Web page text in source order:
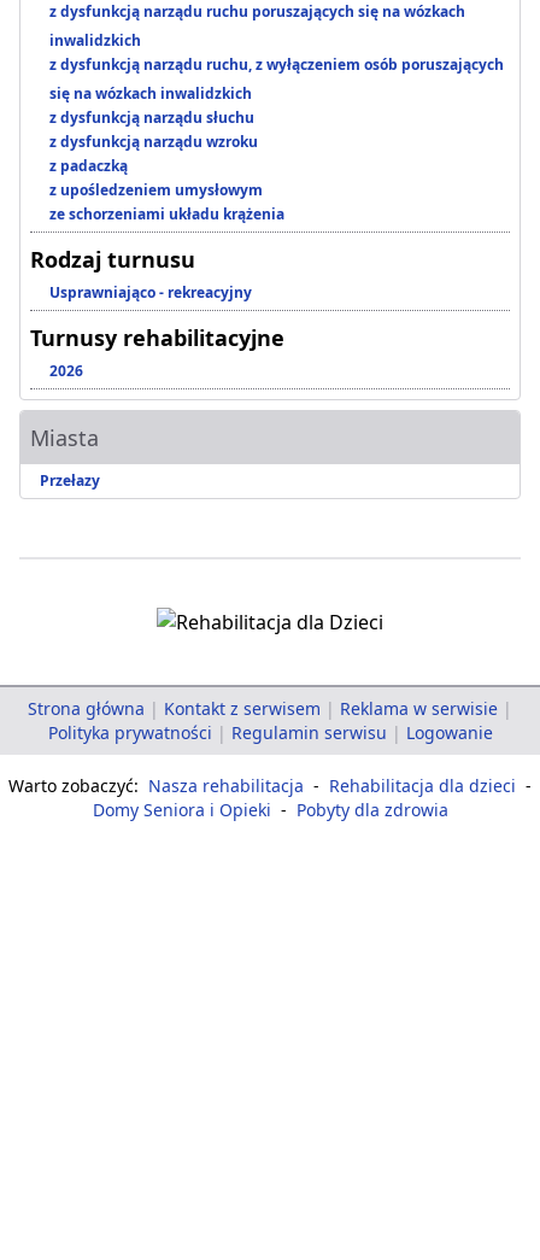
z dysfunkcją narządu ruchu poruszających się na wózkach
inwalidzkich
z dysfunkcją narządu ruchu, z wyłączeniem osób poruszających
się na wózkach inwalidzkich
z dysfunkcją narządu słuchu
z dysfunkcją narządu wzroku
z padaczką
z upośledzeniem umysłowym
ze schorzeniami układu krążenia
Rodzaj turnusu
Usprawniająco - rekreacyjny
Turnusy rehabilitacyjne
2026
Miasta
Przełazy
Strona główna | Kontakt z serwisem | Reklama w serwisie |
Polityka prywatności | Regulamin serwisu | Logowanie
Warto zobaczyć: Nasza rehabilitacja - Rehabilitacja dla dzieci -
Domy Seniora i Opieki - Pobyty dla zdrowia